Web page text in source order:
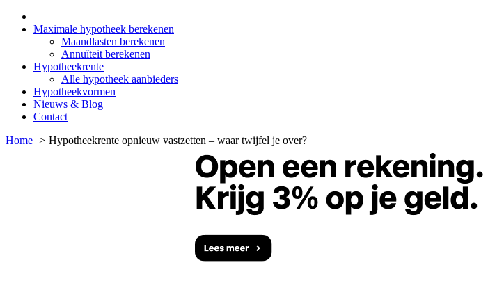
Maximale hypotheek berekenen
Maandlasten berekenen
Annuïteit berekenen
Hypotheekrente
Alle hypotheek aanbieders
Hypotheekvormen
Nieuws & Blog
Contact
Home
Hypotheekrente opnieuw vastzetten – waar twijfel je over?